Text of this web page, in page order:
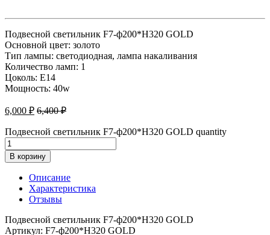
Подвесной светильник F7-ф200*H320 GOLD
Основной цвет: золото
Тип лампы: светодиодная, лампа накаливания
Количество ламп: 1
Цоколь: E14
Мощность: 40w
6,000 ₽ 6,400₽
Подвесной светильник F7-ф200*H320 GOLD quantity
В корзину
Описание
Характеристика
Отзывы
Подвесной светильник F7-ф200*H320 GOLD
Артикул: F7-ф200*H320 GOLD